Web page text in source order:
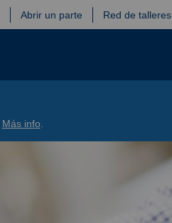
Abrir un parte Red de talleres
Más info